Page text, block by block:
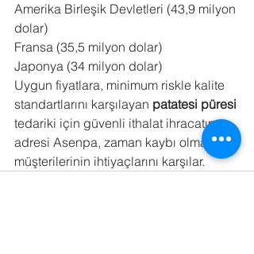
Amerika Birleşik Devletleri (43,9 milyon
dolar)
Fransa (35,5 milyon dolar)
Japonya (34 milyon dolar)
Uygun fiyatlara, minimum riskle kalite
standartlarını karşılayan patatesi püresi
tedariki için güvenli ithalat ihracatın
adresi Asenpa, zaman kaybı olmadan
müşterilerinin ihtiyaçlarını karşılar.